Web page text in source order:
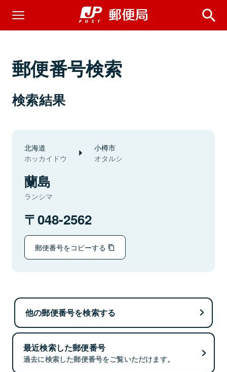
郵便番号検索
検索結果
北海道
ホッカイドウ
小樽市
オタルシ
蘭島
ランシマ
048-2562
郵便番号をコピーする
他の郵便番号を検索する
最近検索した郵便番号
過去に検索した郵便番号をご覧いただけます。